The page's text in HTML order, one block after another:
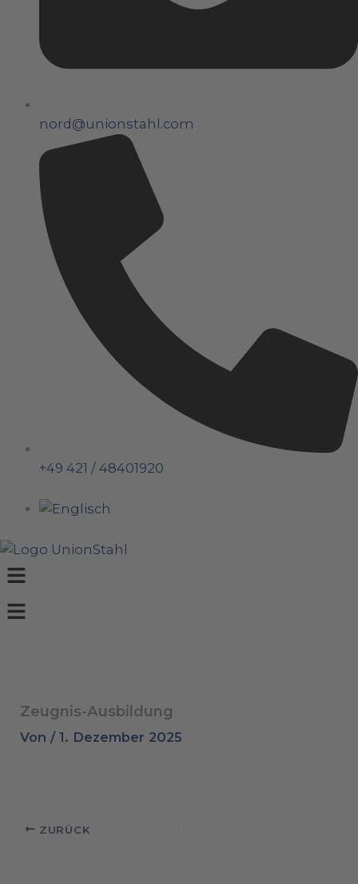
nord@unionstahl.com
+49 421 / 48401920
Menü
Zeugnis-Ausbildung
Von /1. Dezember 2025
ZURÜCK